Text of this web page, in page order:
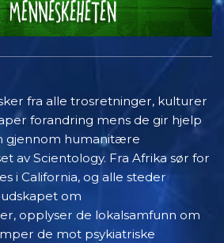
fra alle trosretninger, kulturer
forandring mens de gir hjelp
gjennom humanitære
av Scientology. Fra Afrika sør for
i California, og alle steder
om
opplyser de lokalsamfunn om
de mot psykiatriske